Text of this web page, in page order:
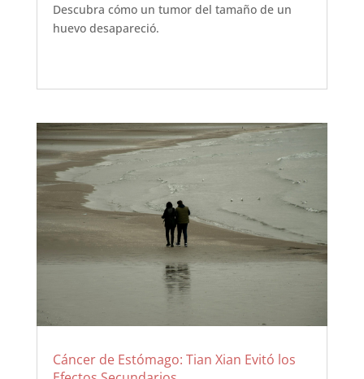
Descubra cómo un tumor del tamaño de un
huevo desapareció.
Cáncer de Estómago: Tian Xian Evitó los